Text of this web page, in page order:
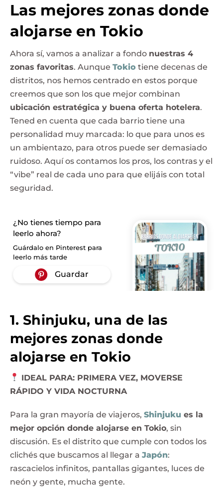
Las mejores zonas donde
alojarse en Tokio
Ahora sí, vamos a analizar a fondo nuestras 4
zonas favoritas. Aunque Tokio tiene decenas de
distritos, nos hemos centrado en estos porque
creemos que son los que mejor combinan
ubicación estratégica y buena oferta hotelera.
Tened en cuenta que cada barrio tiene una
personalidad muy marcada: lo que para unos es
un ambientazo, para otros puede ser demasiado
ruidoso. Aquí os contamos los pros, los contras y el
“vibe” real de cada uno para que elijáis con total
seguridad.
¿No tienes tiempo para
leerlo ahora?
Guárdalo en Pinterest para
leerlo más tarde
1. Shinjuku, una de las
mejores zonas donde
alojarse en Tokio
IDEAL PARA: PRIMERA VEZ, MOVERSE
RÁPIDO Y VIDA NOCTURNA
Para la gran mayoría de viajeros, Shinjuku es la
mejor opción donde alojarse en Tokio, sin
discusión. Es el distrito que cumple con todos los
clichés que buscamos al llegar a Japón:
rascacielos infinitos, pantallas gigantes, luces de
neón y gente, mucha gente.